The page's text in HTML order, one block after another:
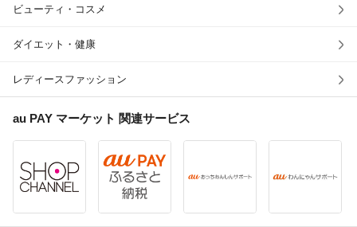
ビューティ・コスメ
ダイエット・健康
レディースファッション
au PAY マーケット 関連サービス